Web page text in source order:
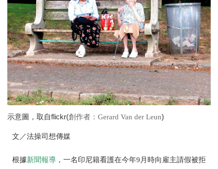
示意圖，取自flickr(創作者：Gerard Van der Leun)
文／法操司想傳媒
根據新聞報導 ，一名印尼籍看護在今年9月時向雇主請假被拒